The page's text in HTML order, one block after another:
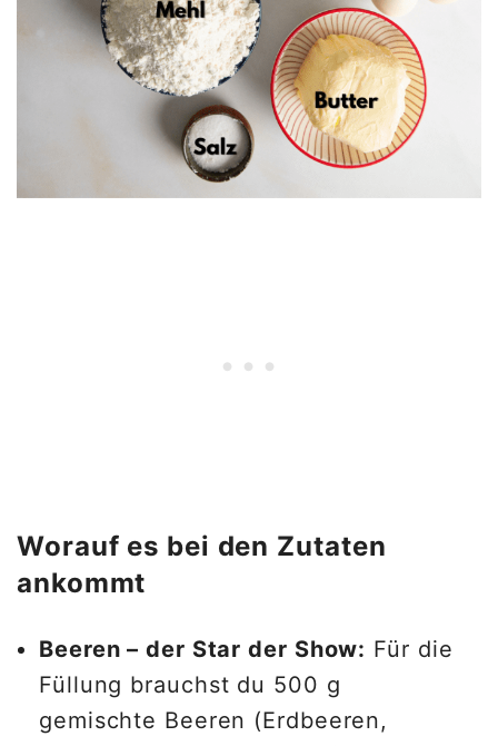
Worauf es bei den Zutaten
ankommt
Beeren – der Star der Show: Für die
Füllung brauchst du 500 g
gemischte Beeren (Erdbeeren,